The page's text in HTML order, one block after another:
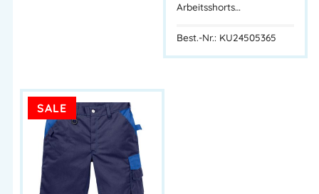
Arbeitsshorts…
Best.-Nr.: KU24505365
SALE